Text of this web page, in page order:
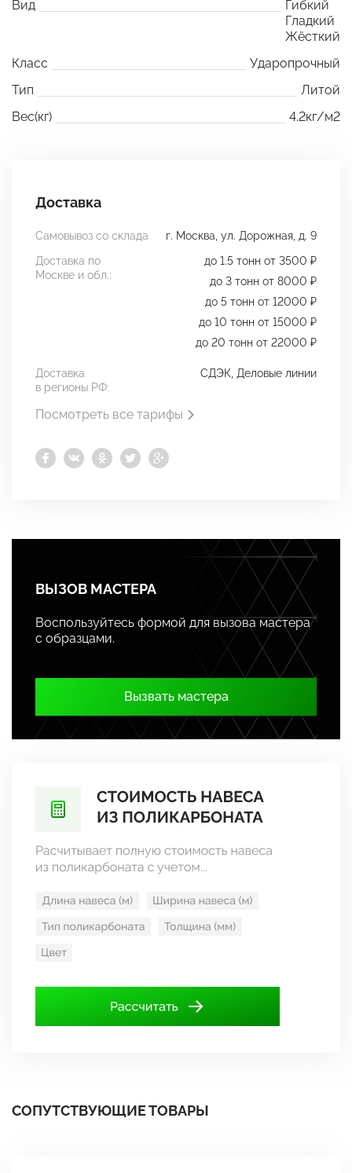
Вид
Гибкий
Гладкий
Жёсткий
Класс
Ударопрочный
Тип
Литой
Вес(кг)
4.2кг/м2
Доставка
Самовывоз со склада
г. Москва, ул. Дорожная, д. 9
Доставка по
Москве и обл.:
до 1.5 тонн от 3500 ₽
до 3 тонн от 8000 ₽
до 5 тонн от 12000 ₽
до 10 тонн от 15000 ₽
до 20 тонн от 22000 ₽
Доставка
в регионы РФ:
СДЭК, Деловые линии
Посмотреть все тарифы
ВЫЗОВ МАСТЕРА
Воспользуйтесь формой для вызова мастера
с образцами.
Вызвать мастера
СОПУТСТВУЮЩИЕ ТОВАРЫ